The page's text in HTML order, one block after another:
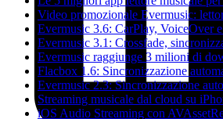
Video promozionale Evermusic:
Evermusic 3.6: CarPlay, VoiceOver
Evermusic 3.1: Crossfade,
Evermusic raggiunge 3 milioni di
Flacbox 1.6: Sincronizzazione
Evermusic 2.3: Sincronizzazione
Streaming musicale dal cloud su
iOS Audio Streaming con